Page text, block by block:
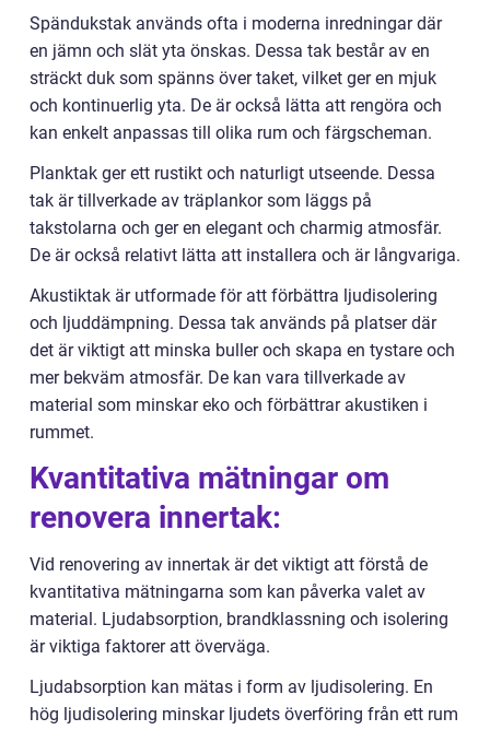
Spändukstak används ofta i moderna inredningar där
en jämn och slät yta önskas. Dessa tak består av en
sträckt duk som spänns över taket, vilket ger en mjuk
och kontinuerlig yta. De är också lätta att rengöra och
kan enkelt anpassas till olika rum och färgscheman.
Planktak ger ett rustikt och naturligt utseende. Dessa
tak är tillverkade av träplankor som läggs på
takstolarna och ger en elegant och charmig atmosfär.
De är också relativt lätta att installera och är långvariga.
Akustiktak är utformade för att förbättra ljudisolering
och ljuddämpning. Dessa tak används på platser där
det är viktigt att minska buller och skapa en tystare och
mer bekväm atmosfär. De kan vara tillverkade av
material som minskar eko och förbättrar akustiken i
rummet.
Kvantitativa mätningar om
renovera innertak:
Vid renovering av innertak är det viktigt att förstå de
kvantitativa mätningarna som kan påverka valet av
material. Ljudabsorption, brandklassning och isolering
är viktiga faktorer att överväga.
Ljudabsorption kan mätas i form av ljudisolering. En
hög ljudisolering minskar ljudets överföring från ett rum